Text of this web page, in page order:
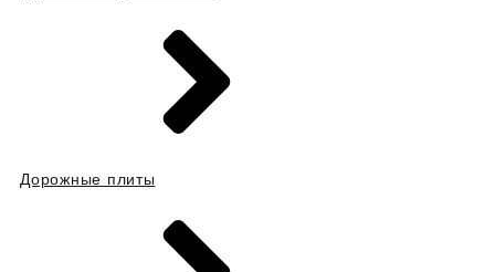
Дорожные плиты